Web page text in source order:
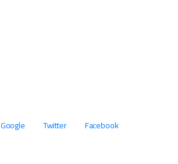
Facebook
Twitter
Google+